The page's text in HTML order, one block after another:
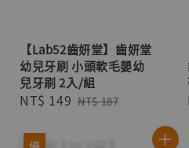
【Lab52齒妍堂】齒妍堂
幼兒牙刷 小頭軟毛嬰幼
兒牙刷 2入/組
Sale
NT$ 149 Regular
NT$ 187